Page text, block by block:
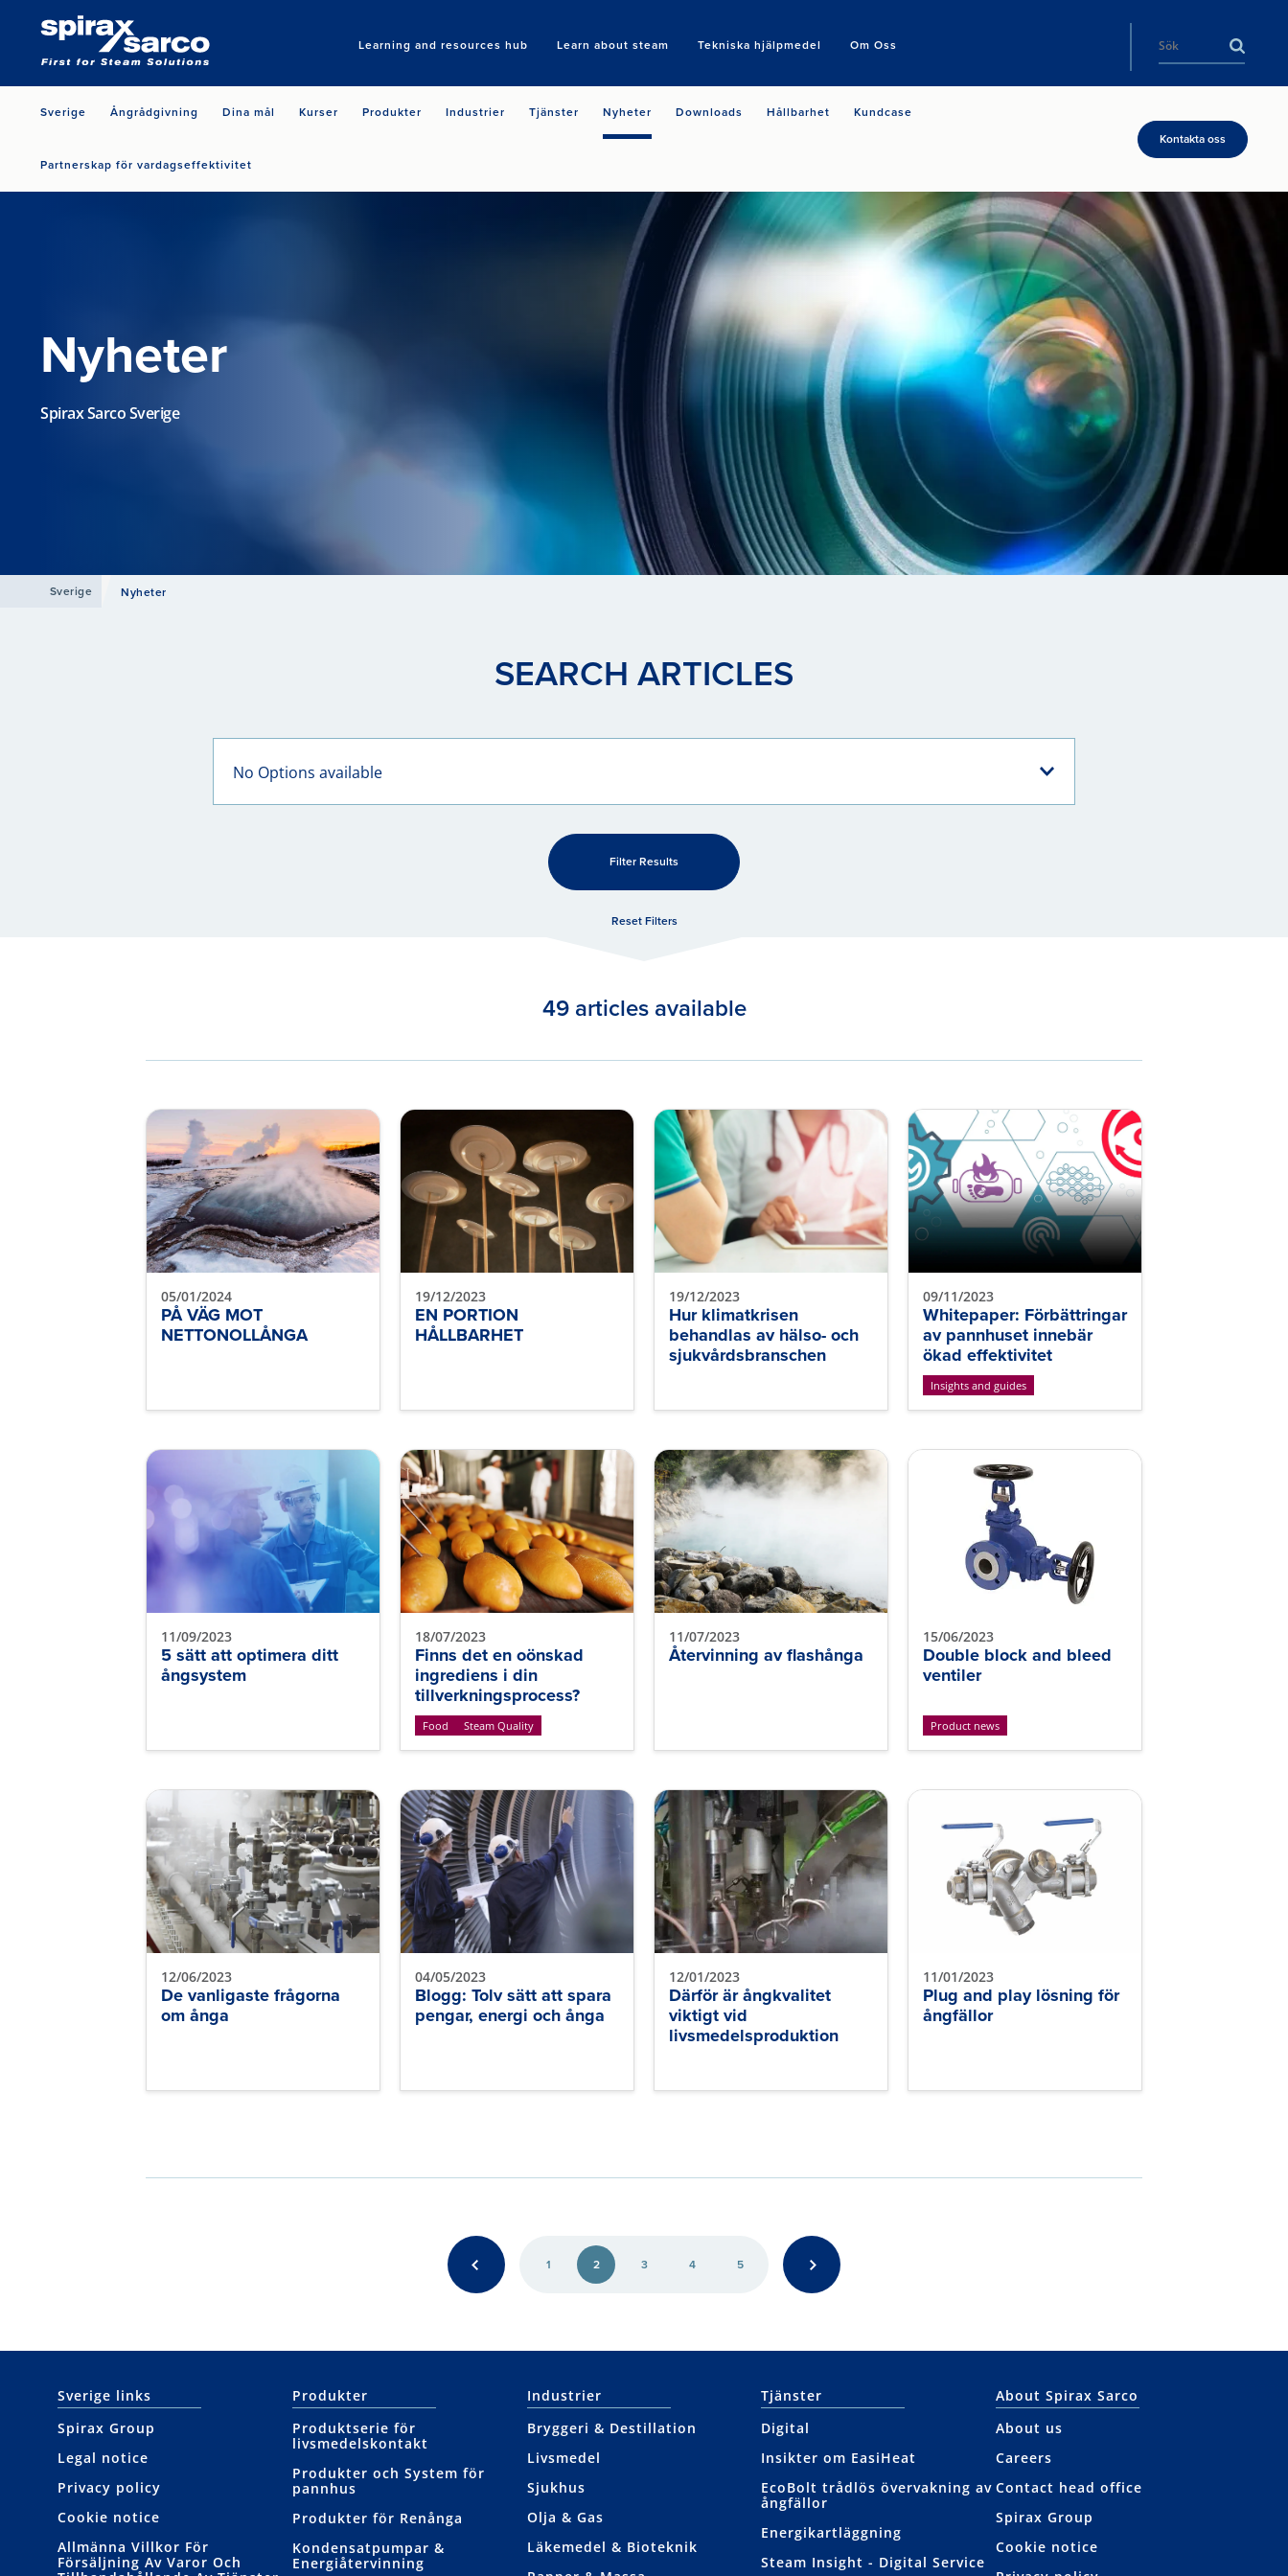
Learning and resources hub Learn about steam Tekniska hjälpmedel Om Oss
Search
Sverige Ångrådgivning Dina mål Kurser Produkter Industrier Tjänster Nyheter Downloads Hållbarhet Kundcase
Partnerskap för vardagseffektivitet
Kontakta oss
Nyheter
Spirax Sarco Sverige
Sverige Nyheter
SEARCH ARTICLES
No Options available
Filter Results
Reset Filters
49 articles available
05/01/2024
PÅ VÄG MOT
NETTONOLLÅNGA
19/12/2023
EN PORTION
HÅLLBARHET
19/12/2023
Hur klimatkrisen
behandlas av hälso- och
sjukvårdsbranschen
09/11/2023
Whitepaper: Förbättringar
av pannhuset innebär
ökad effektivitet
Insights and guides
11/09/2023
5 sätt att optimera ditt
ångsystem
18/07/2023
Finns det en oönskad
ingrediens i din
tillverkningsprocess?
Food Steam Quality
11/07/2023
Återvinning av flashånga
15/06/2023
Double block and bleed
ventiler
Product news
12/06/2023
De vanligaste frågorna
om ånga
04/05/2023
Blogg: Tolv sätt att spara
pengar, energi och ånga
12/01/2023
Därför är ångkvalitet
viktigt vid
livsmedelsproduktion
11/01/2023
Plug and play lösning för
ångfällor
1 2 3 4 5
Sverige links
Spirax Group
Legal notice
Privacy policy
Cookie notice
Allmänna Villkor För
Försäljning Av Varor Och
Produkter
Produktserie för
livsmedelskontakt
Produkter och System för
pannhus
Produkter för Renånga
Kondensatpumpar &
Energiåtervinning
Industrier
Bryggeri & Destillation
Livsmedel
Sjukhus
Olja & Gas
Läkemedel & Bioteknik
Tjänster
Digital
Insikter om EasiHeat
EcoBolt trådlös övervakning av
ångfällor
Energikartläggning
Steam Insight - Digital Service
About Spirax Sarco
About us
Careers
Contact head office
Spirax Group
Cookie notice